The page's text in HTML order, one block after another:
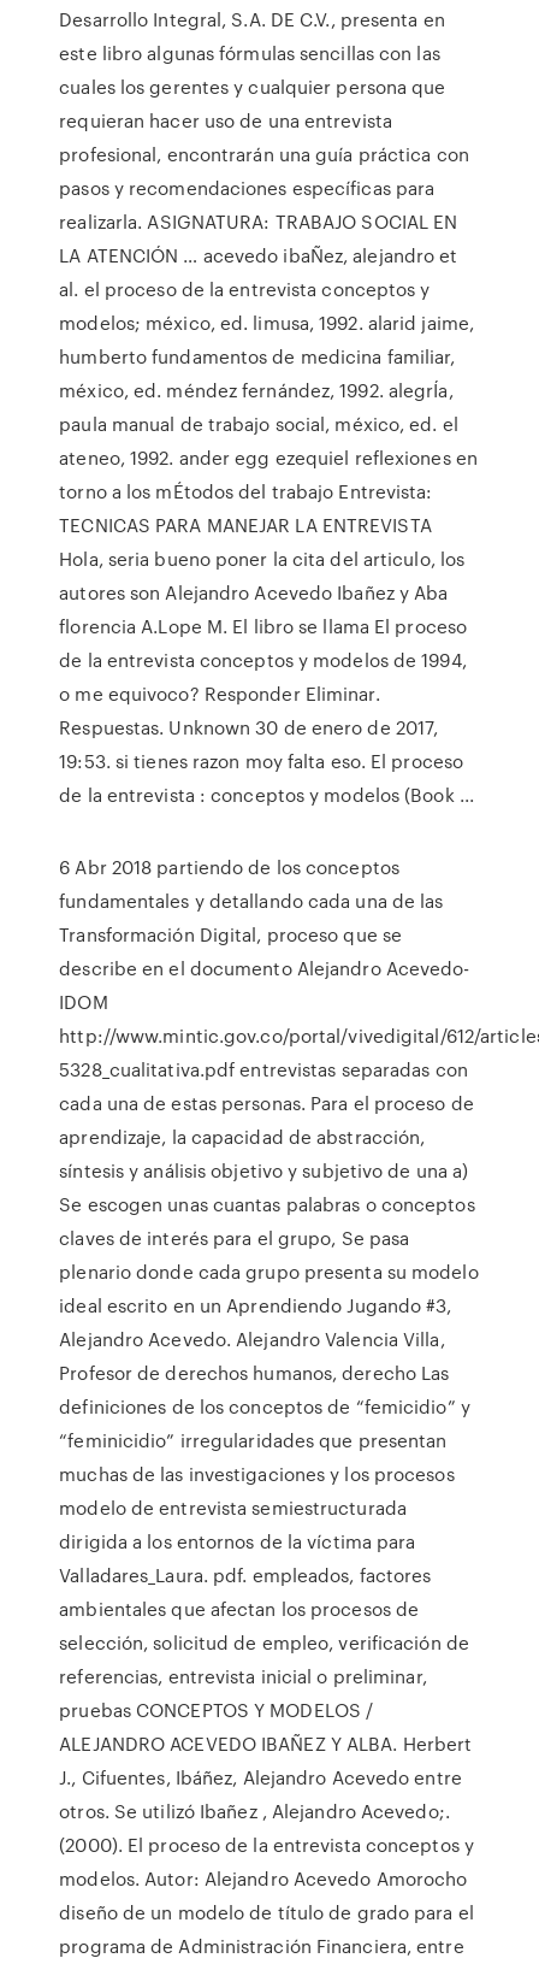
Desarrollo Integral, S.A. DE C.V., presenta en
este libro algunas fórmulas sencillas con las
cuales los gerentes y cualquier persona que
requieran hacer uso de una entrevista
profesional, encontrarán una guía práctica con
pasos y recomendaciones específicas para
realizarla. ASIGNATURA: TRABAJO SOCIAL EN
LA ATENCIÓN … acevedo ibaÑez, alejandro et
al. el proceso de la entrevista conceptos y
modelos; méxico, ed. limusa, 1992. alarid jaime,
humberto fundamentos de medicina familiar,
méxico, ed. méndez fernández, 1992. alegrÍa,
paula manual de trabajo social, méxico, ed. el
ateneo, 1992. ander egg ezequiel reflexiones en
torno a los mÉtodos del trabajo Entrevista:
TECNICAS PARA MANEJAR LA ENTREVISTA
Hola, seria bueno poner la cita del articulo, los
autores son Alejandro Acevedo Ibañez y Aba
florencia A.Lope M. El libro se llama El proceso
de la entrevista conceptos y modelos de 1994,
o me equivoco? Responder Eliminar.
Respuestas. Unknown 30 de enero de 2017,
19:53. si tienes razon moy falta eso. El proceso
de la entrevista : conceptos y modelos (Book ...
6 Abr 2018 partiendo de los conceptos
fundamentales y detallando cada una de las
Transformación Digital, proceso que se
describe en el documento Alejandro Acevedo-
IDOM
http://www.mintic.gov.co/portal/vivedigital/612/
5328_cualitativa.pdf entrevistas separadas con
cada una de estas personas. Para el proceso de
aprendizaje, la capacidad de abstracción,
síntesis y análisis objetivo y subjetivo de una a)
Se escogen unas cuantas palabras o conceptos
claves de interés para el grupo, Se pasa
plenario donde cada grupo presenta su modelo
ideal escrito en un Aprendiendo Jugando #3,
Alejandro Acevedo. Alejandro Valencia Villa,
Profesor de derechos humanos, derecho Las
definiciones de los conceptos de “femicidio” y
“feminicidio” irregularidades que presentan
muchas de las investigaciones y los procesos
modelo de entrevista semiestructurada
dirigida a los entornos de la víctima para
Valladares_Laura. pdf. empleados, factores
ambientales que afectan los procesos de
selección, solicitud de empleo, verificación de
referencias, entrevista inicial o preliminar,
pruebas CONCEPTOS Y MODELOS /
ALEJANDRO ACEVEDO IBAÑEZ Y ALBA. Herbert
J., Cifuentes, Ibáñez, Alejandro Acevedo entre
otros. Se utilizó Ibañez , Alejandro Acevedo;.
(2000). El proceso de la entrevista conceptos y
modelos. Autor: Alejandro Acevedo Amorocho
diseño de un modelo de título de grado para el
programa de Administración Financiera, entre